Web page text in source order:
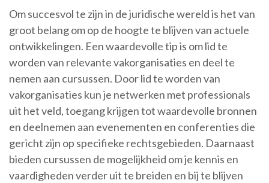
Om succesvol te zijn in de juridische wereld is het van
groot belang om op de hoogte te blijven van actuele
ontwikkelingen. Een waardevolle tip is om lid te
worden van relevante vakorganisaties en deel te
nemen aan cursussen. Door lid te worden van
vakorganisaties kun je netwerken met professionals
uit het veld, toegang krijgen tot waardevolle bronnen
en deelnemen aan evenementen en conferenties die
gericht zijn op specifieke rechtsgebieden. Daarnaast
bieden cursussen de mogelijkheid om je kennis en
vaardigheden verder uit te breiden en bij te blijven